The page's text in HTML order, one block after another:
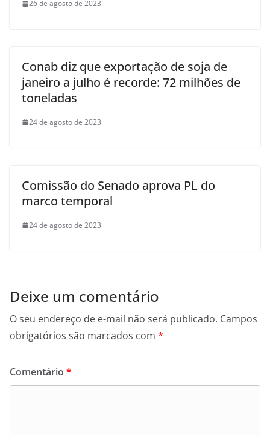
26 de agosto de 2023
Conab diz que exportação de soja de
janeiro a julho é recorde: 72 milhões de
toneladas
24 de agosto de 2023
Comissão do Senado aprova PL do
marco temporal
24 de agosto de 2023
Deixe um comentário
O seu endereço de e-mail não será publicado. Campos
obrigatórios são marcados com *
Comentário *